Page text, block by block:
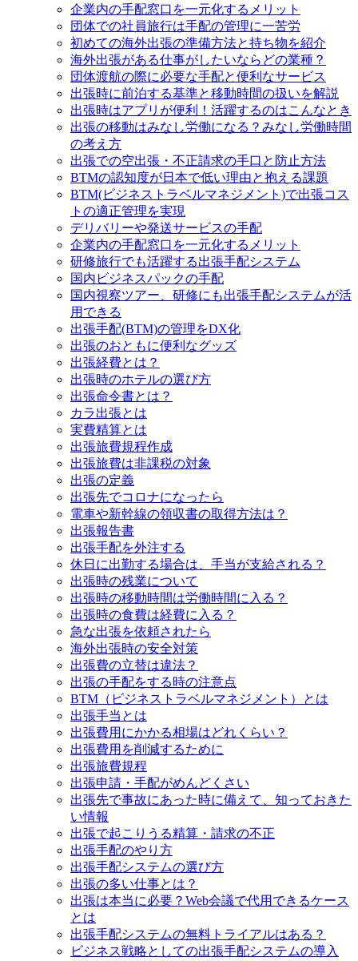
企業内の手配窓口を一元化するメリット
団体での社員旅行は手配の管理に一苦労
初めての海外出張の準備方法と持ち物を紹介
海外出張がある仕事がしたいならどの業種？
団体渡航の際に必要な手配と便利なサービス
出張時に前泊する基準と移動時間の扱いを解説
出張時はアプリが便利！活躍するのはこんなとき
出張の移動はみなし労働になる？みなし労働時間
の考え方
出張での空出張・不正請求の手口と防止方法
BTMの認知度が日本で低い理由と抱える課題
BTM(ビジネストラベルマネジメント)で出張コス
トの適正管理を実現
デリバリーや発送サービスの手配
企業内の手配窓口を一元化するメリット
研修旅行でも活躍する出張手配システム
国内ビジネスパックの手配
国内視察ツアー、研修にも出張手配システムが活
用できる
出張手配(BTM)の管理をDX化
出張のおともに便利なグッズ
出張経費とは？
出張時のホテルの選び方
出張命令書とは？
カラ出張とは
実費精算とは
出張旅費規程作成
出張旅費は非課税の対象
出張の定義
出張先でコロナになったら
電車や新幹線の領収書の取得方法は？
出張報告書
出張手配を外注する
休日に出勤する場合は、手当が支給される？
出張時の残業について
出張時の移動時間は労働時間に入る？
出張時の食費は経費に入る？
急な出張を依頼されたら
海外出張時の安全対策
出張費の立替は違法？
出張の手配をする時の注意点
BTM（ビジネストラベルマネジメント）とは
出張手当とは
出張費用にかかる相場はどれくらい？
出張費用を削減するために
出張旅費規程
出張申請・手配がめんどくさい
出張先で事故にあった時に備えて、知っておきた
い情報
出張で起こりうる精算・請求の不正
出張手配のやり方
出張手配システムの選び方
出張の多い仕事とは？
出張は本当に必要？Web会議で代用できるケース
とは
出張手配システムの無料トライアルはある？
ビジネス戦略としての出張手配システムの導入